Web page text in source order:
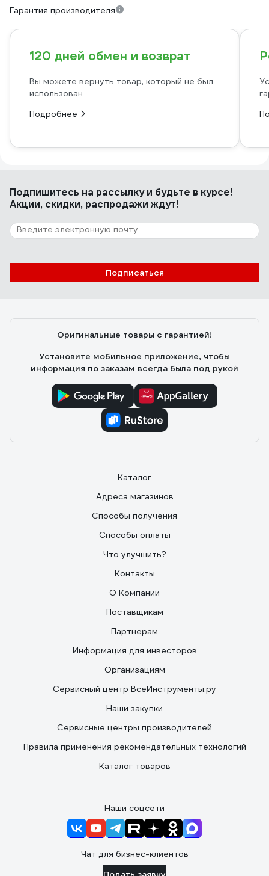
Гарантия производителя
120 дней обмен и возврат
Вы можете вернуть товар, который не был
использован
Подробнее
Подпишитесь на рассылкуи будьте в курсе!
Акции, скидки, распродажи ждут!
Подписаться
Оригинальные товары с гарантией!
Установите мобильное приложение, чтобы
информация по заказам всегда была под рукой
Каталог
Адреса магазинов
Способы получения
Способы оплаты
Что улучшить?
Контакты
О Компании
Поставщикам
Партнерам
Информация для инвесторов
Организациям
Сервисный центр ВсеИнструменты.ру
Наши закупки
Сервисные центры производителей
Правила применения рекомендательных технологий
Каталог товаров
Наши соцсети
Чат для бизнес-клиентов